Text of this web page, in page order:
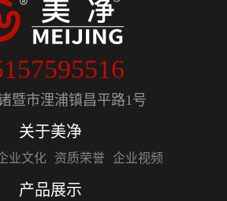
暨市浬浦镇昌平路1号
关于美净
业文化 资质荣誉 企业视频
产品展示